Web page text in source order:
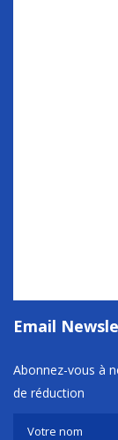
Email
Abonnez-vous à
de réduction